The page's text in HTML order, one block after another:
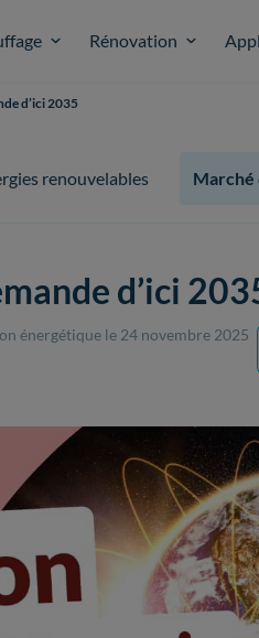
Rénovation
d’ici 2035
renouvelables Marché
d’ici
énergétique le 24 novembre 2025